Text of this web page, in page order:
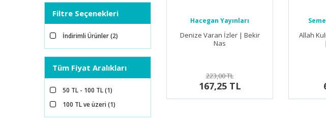
Filtre Seçenekleri
İndirimli Ürünler (2)
Tüm Fiyat Aralıkları
50 TL - 100 TL (1)
100 TL ve üzeri (1)
Hacegan Yayınları
Denize Varan İzler | Bekir
Nas
223,00 TL
167,25 TL
Allah